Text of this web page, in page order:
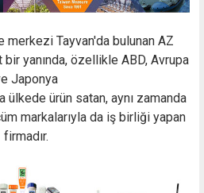
merkezi Tayvan'da bulunan AZ
bir yanında, özellikle ABD, Avrupa
Japonya
ürün satan, aynı zamanda
markalarıyla da iş birliği yapan
firmadır.